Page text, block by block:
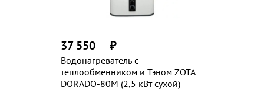
Водонагреватель с
теплообменником и Тэном ZOTA
DORADO-80М (2,5 кВт сухой)
37 550 ₽